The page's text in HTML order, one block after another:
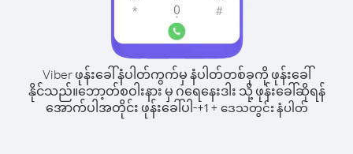
Viber ဖုန်းခေါ်နံပါတ်ကွက်မှ နံပါတ်တစ်ခုကို ဖုန်းခေါ်
နိုင်သည်။ဘော့တ်စဝါးနား မှ ဂရေနေးဒါး သို့ ဖုန်းခေါ်ဆိုရန်
အောက်ပါအတိုင်း ဖုန်းခေါ်ပါ-+1+ ဒေသတွင်း နံပါတ်